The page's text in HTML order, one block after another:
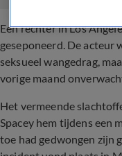
Een rechter in Los
geseponeerd. De acteur
seksueel wangedrag,
vorige maand
Het vermeende
Spacey hem tijdens een
toe had gedwongen zijn